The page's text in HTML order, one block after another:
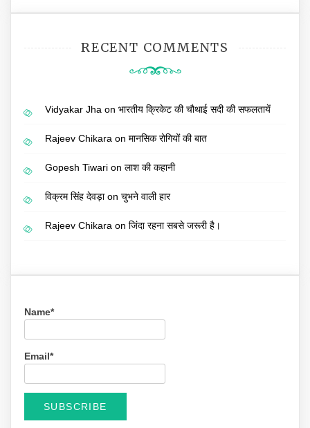
RECENT COMMENTS
Vidyakar Jha on भारतीय क्रिकेट की चौथाई सदी की सफलतायें
Rajeev Chikara on मानसिक रोगियों की बात
Gopesh Tiwari on लाश की कहानी
विक्रम सिंह देवड़ाon चुभने वाली हार
Rajeev Chikara on जिंदा रहना सबसे जरूरी है।
Name*
Email*